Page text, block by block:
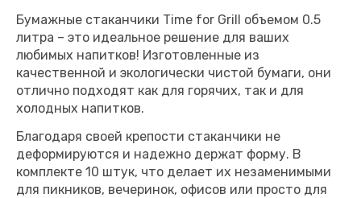
Бумажные стаканчики Time for Grill объемом 0.5
литра – это идеальное решение для ваших
любимых напитков! Изготовленные из
качественной и экологически чистой бумаги, они
отлично подходят как для горячих, так и для
холодных напитков.
Благодаря своей крепости стаканчики не
деформируются и надежно держат форму. В
комплекте 10 штук, что делает их незаменимыми
для пикников, вечеринок, офисов или просто для